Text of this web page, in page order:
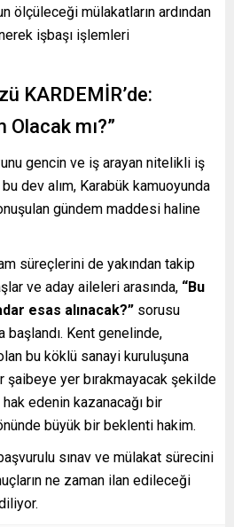
ölçüleceği mülakatların ardından
işbaşı işlemleri
KARDEMİR’de:
Olacak mı?”
gencin ve iş arayan nitelikli iş
dev alım, Karabük kamuoyunda
gündem maddesi haline
süreçlerini de yakından takip
ve aday aileleri arasında, “Bu
esas alınacak?” sorusu
Kent genelinde,
bu köklü sanayi kuruluşuna
şaibeye yer bırakmayacak şekilde
edenin kazanacağı bir
büyük bir beklenti hakim.
sınav ve mülakat sürecini
ne zaman ilan edileceği